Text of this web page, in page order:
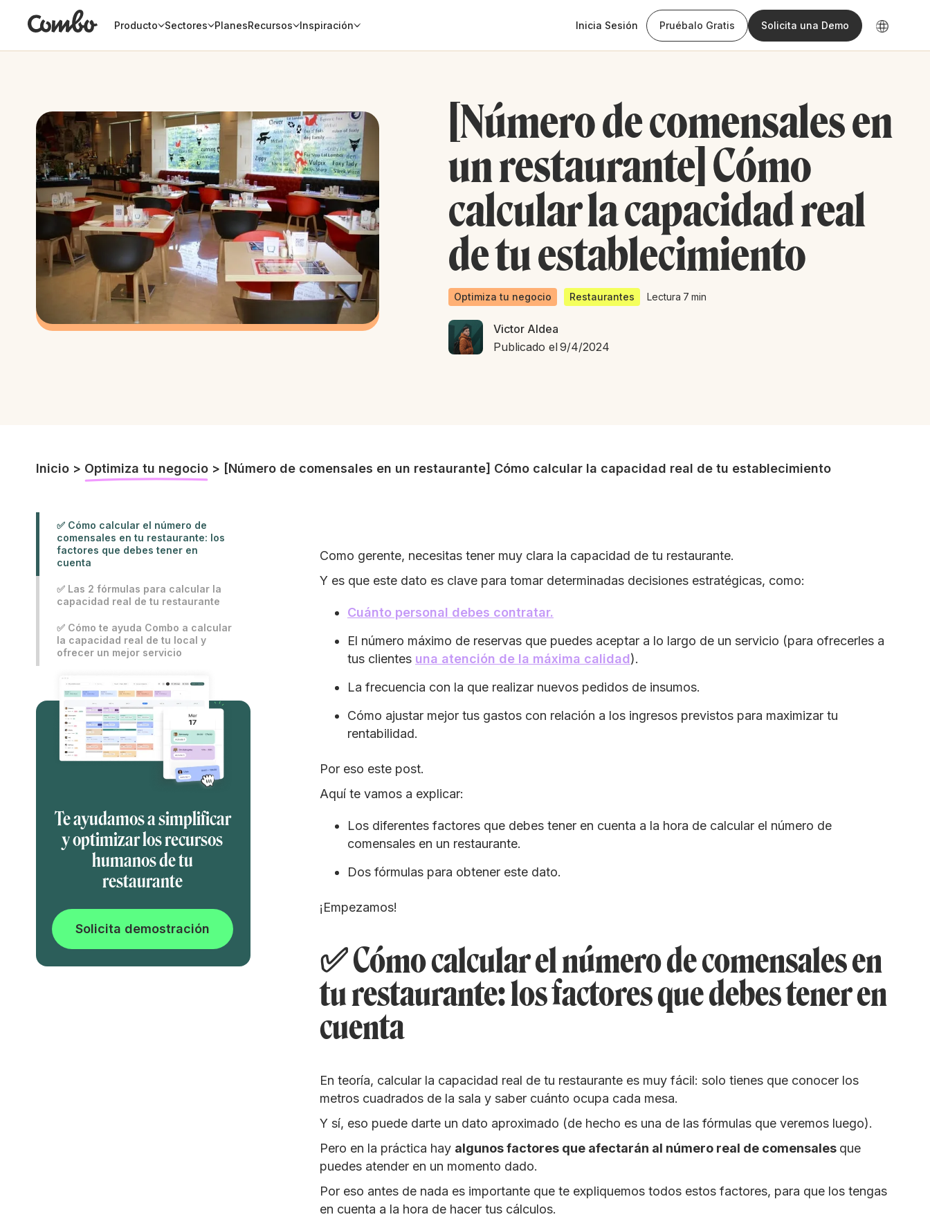
Producto Sectores PlanesRecursos Inspiración Inicia Sesión Pruébalo Gratis Solicita una Demo
[Número de comensales en
un restaurante] Cómo
calcular la capacidad real
de tu establecimiento
Optimiza tu negocio Restaurantes Lectura 7 min
Victor Aldea
Publicado el9/4/2024
Inicio > Optimiza tu negocio > [Número de comensales en un restaurante] Cómo calcular la capacidad real de tu establecimiento
✅ Cómo calcular el número de
comensales en tu restaurante: los
factores que debes tener en
cuenta
✅ Las 2 fórmulas para calcular la
capacidad real de tu restaurante
✅ Cómo te ayuda Combo a calcular
la capacidad real de tu local y
ofrecer un mejor servicio
Te ayudamos a simplificar
y optimizar los recursos
humanos de tu
restaurante
Solicita demostración
Como gerente, necesitas tener muy clara la capacidad de tu restaurante.
Y es que este dato es clave para tomar determinadas decisiones estratégicas, como:
Cuánto personal debes contratar.
El número máximo de reservas que puedes aceptar a lo largo de un servicio (para ofrecerles a
tus clientes una atención de la máxima calidad).
La frecuencia con la que realizar nuevos pedidos de insumos.
Cómo ajustar mejor tus gastos con relación a los ingresos previstos para maximizar tu
rentabilidad.
Por eso este post.
Aquí te vamos a explicar:
Los diferentes factores que debes tener en cuenta a la hora de calcular el número de
comensales en un restaurante.
Dos fórmulas para obtener este dato.
¡Empezamos!
✅ Cómo calcular el número de comensales en
tu restaurante: los factores que debes tener en
cuenta
En teoría, calcular la capacidad real de tu restaurante es muy fácil: solo tienes que conocer los
metros cuadrados de la sala y saber cuánto ocupa cada mesa.
Y sí, eso puede darte un dato aproximado (de hecho es una de las fórmulas que veremos luego).
Pero en la práctica hay algunos factores que afectarán al número real de comensales que
puedes atender en un momento dado.
Por eso antes de nada es importante que te expliquemos todos estos factores, para que los tengas
en cuenta a la hora de hacer tus cálculos.